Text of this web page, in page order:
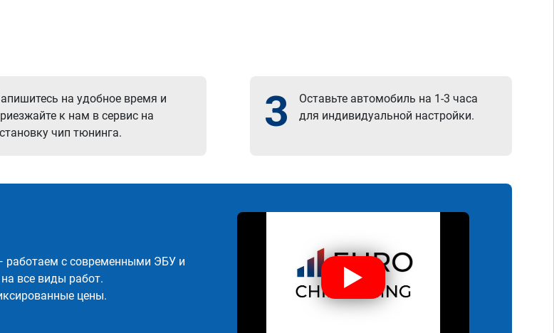
на удобное время и
к нам в сервис на
чип тюнинга.
3
Оставьте автомобиль на 1-3 часа
для индивидуальной настройки.
работаем с современными ЭБУ и
все виды работ.
цены.